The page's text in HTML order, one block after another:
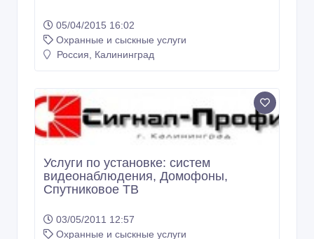
05/04/2015 16:02
Охранные и сыскные услуги
Россия, Калининград
Услуги по установке: систем
видеонаблюдения, Домофоны,
Спутниковое ТВ
03/05/2011 12:57
Охранные и сыскные услуги